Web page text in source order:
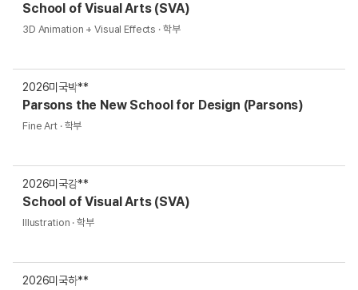
School of Visual Arts (SVA)
3D Animation + Visual Effects · 학부
2026미국박**
Parsons the New School for Design (Parsons)
Fine Art · 학부
2026미국강**
School of Visual Arts (SVA)
Illustration · 학부
2026미국하**